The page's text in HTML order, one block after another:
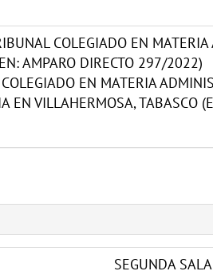
COLEGIADO EN
AMPARO DIRECTO 297/2022)
EN MATERIA
EN VILLAHERMOSA, TABASCO
SEGUNDA SALA